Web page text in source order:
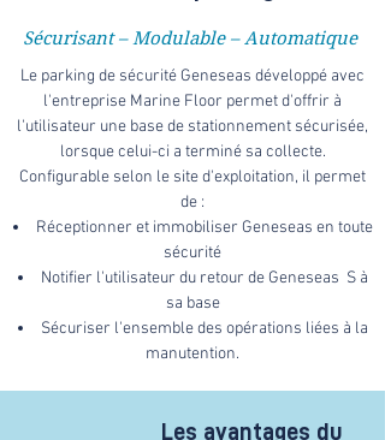
Sécurisant – Modulable – Automatique
Le parking de sécurité Geneseas développé avec
l'entreprise Marine Floor permet d'offrir à
l'utilisateur une base de stationnement sécurisée,
lorsque celui-ci a terminé sa collecte.
Configurable selon le site d'exploitation, il permet
de :​
Réceptionner et immobiliser Geneseas en toute
sécurité
Notifier l'utilisateur du retour de Geneseas S à
sa base
Sécuriser l'ensemble des opérations liées à la
manutention.
Les avantages du